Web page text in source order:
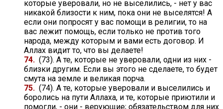
которые уверовали, но не выселились, - нет у вас
никакой близости к ним, пока они не выселятся! А
если они попросят у вас помощи в религии, то на
вас лежит помощь, если только не против того
народа, между которым и вами есть договор. И
Аллах видит то, что вы делаете!
74. (73). А те, которые не уверовали, одни из них -
близки другим. Если вы этого не сделаете, то будет
смута на земле и великая порча.
75. (74). А те, которые уверовали и выселились и
боролись на пути Аллаха, и те, которые приютили и
помогли, - они - верующие; обязательством для них